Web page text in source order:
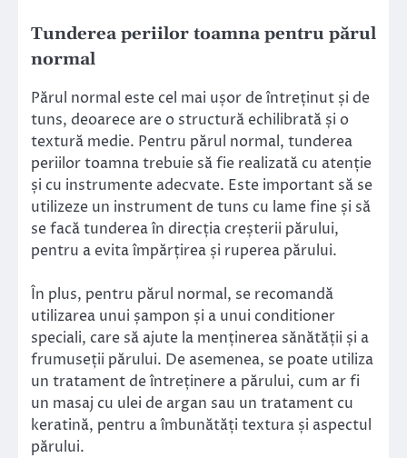
Tunderea periilor toamna pentru părul
normal
Părul normal este cel mai ușor de întreținut și de
tuns, deoarece are o structură echilibrată și o
textură medie. Pentru părul normal, tunderea
periilor toamna trebuie să fie realizată cu atenție
și cu instrumente adecvate. Este important să se
utilizeze un instrument de tuns cu lame fine și să
se facă tunderea în direcția creșterii părului,
pentru a evita împărțirea și ruperea părului.
În plus, pentru părul normal, se recomandă
utilizarea unui șampon și a unui conditioner
speciali, care să ajute la menținerea sănătății și a
frumuseții părului. De asemenea, se poate utiliza
un tratament de întreținere a părului, cum ar fi
un masaj cu ulei de argan sau un tratament cu
keratină, pentru a îmbunătăți textura și aspectul
părului.